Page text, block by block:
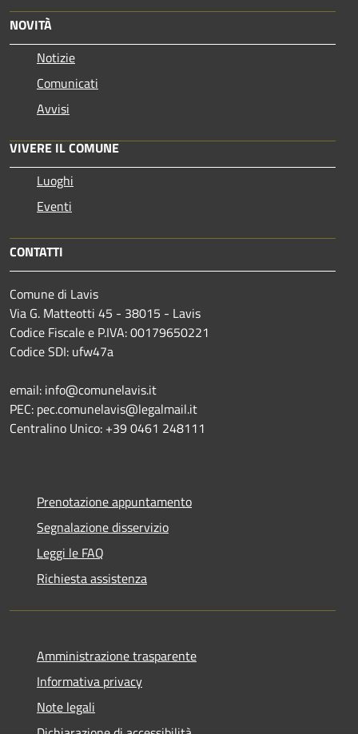
NOVITÀ
Notizie
Comunicati
Avvisi
VIVERE IL COMUNE
Luoghi
Eventi
CONTATTI
Comune di Lavis
Via G. Matteotti 45 - 38015 - Lavis
Codice Fiscale e P.IVA: 00179650221
Codice SDI: ufw47a
email: info@comunelavis.it
PEC: pec.comunelavis@legalmail.it
Centralino Unico: +39 0461 248111
Prenotazione appuntamento
Segnalazione disservizio
Leggi le FAQ
Richiesta assistenza
Amministrazione trasparente
Informativa privacy
Note legali